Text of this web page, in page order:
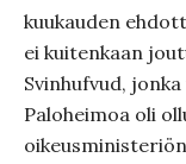
kuukauden
ei kuitenkaan
Svinhufvud,
Paloheimoa oli